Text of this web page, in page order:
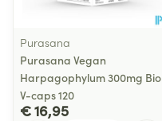
Purasana
Purasana Vegan
Harpagophylum 300mg Bio
V-caps 120
€ 16,95